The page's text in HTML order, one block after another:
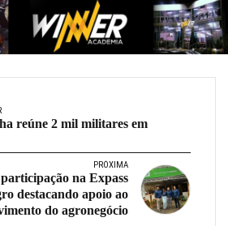
reúne 2 mil militares em
PRÓXIMA
na Expass
destacando apoio ao
do agronegócio